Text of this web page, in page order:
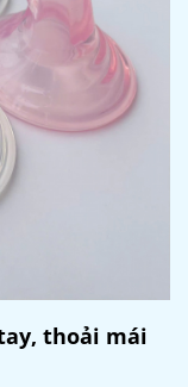
thoải mái